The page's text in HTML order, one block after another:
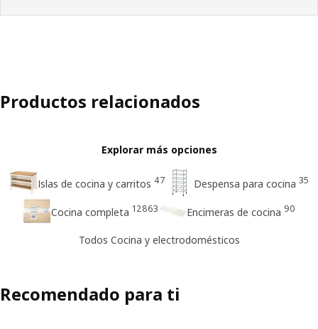
Productos relacionados
Explorar más opciones
Islas de cocina y carritos 47 Despensa para cocina​ 35
Cocina completa 12863 Encimeras de cocina 90
Todos Cocina y electrodomésticos
Recomendado para ti